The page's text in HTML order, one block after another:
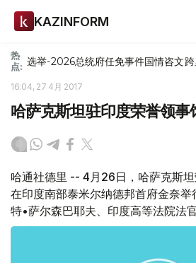
KAZINFORM
热
点: 选举-2026总统府任免事件国情咨文
16:04, 27 4月 2017
哈萨克斯坦驻印度荣誉领事
哈通社德里 -- 4月26日，哈萨克斯
在印度南部泰米尔纳德邦首府金奈
特•萨尔森巴耶夫、印度高等法院法